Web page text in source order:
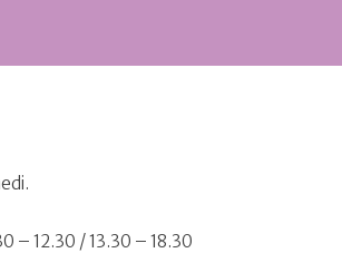
– 12.30 / 13.30 – 18.30